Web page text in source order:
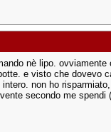
nè lipo.
e visto che dovevo
non ho
secondo me